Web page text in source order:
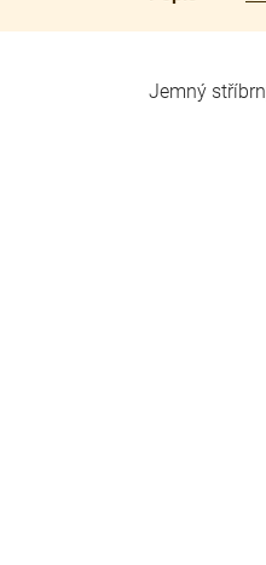
Jemný